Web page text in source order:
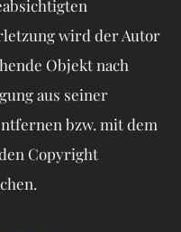
wird der Autor
Objekt nach
aus seiner
bzw. mit dem
Copyright